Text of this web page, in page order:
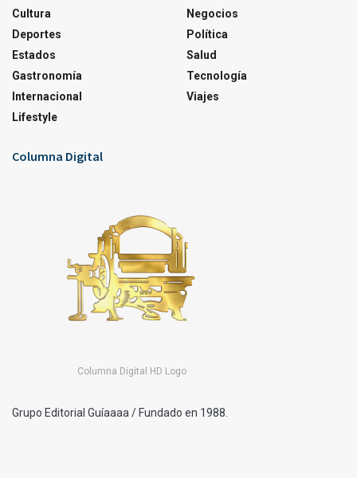
Cultura
Deportes
Estados
Gastronomía
Internacional
Lifestyle
Negocios
Política
Salud
Tecnología
Viajes
Columna Digital
Columna Digital HD Logo
Grupo Editorial Guíaaaa / Fundado en 1988.